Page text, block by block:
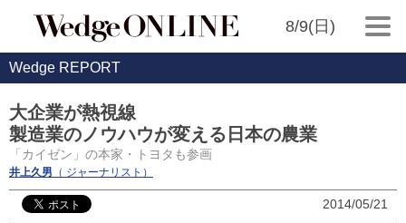
8/9(日)
Wedge REPORT
大企業が熱視線
製造業のノウハウが変える日本の農業
「カイゼン」の本家・トヨタも参画
井上久男 （ ジャーナリスト）
2014/05/21